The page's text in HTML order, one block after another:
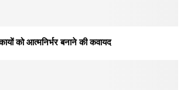
को आत्मनिर्भर बनाने की कवायद